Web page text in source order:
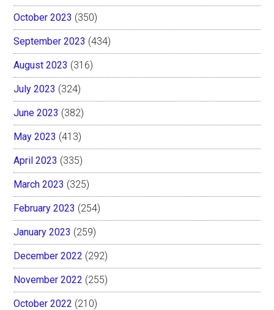
October 2023 (350)
September 2023 (434)
August 2023 (316)
July 2023 (324)
June 2023 (382)
May 2023 (413)
April 2023 (335)
March 2023 (325)
February 2023 (254)
January 2023 (259)
December 2022 (292)
November 2022 (255)
October 2022 (210)